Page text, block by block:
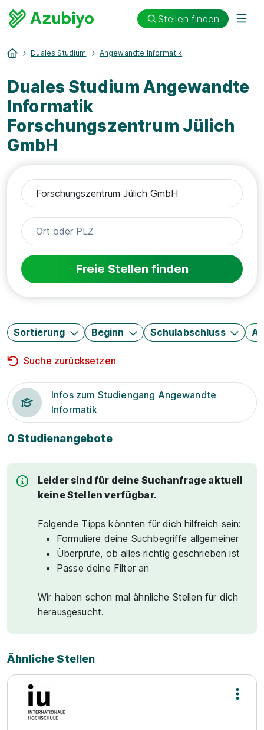
Stellen finden
Duales Studium Angewandte Informatik
Duales Studium Angewandte
Informatik
Forschungszentrum Jülich
GmbH
Freie Stellen finden
Sortierung Beginn Schulabschluss
Suche zurücksetzen
Infos zum Studiengang Angewandte
Informatik
0 Studienangebote
Leider sind für deine Suchanfrage aktuell
keine Stellen verfügbar.
Folgende Tipps könnten für dich hilfreich sein:
Formuliere deine Suchbegriffe allgemeiner
Überprüfe, ob alles richtig geschrieben ist
Passe deine Filter an
Wir haben schon mal ähnliche Stellen für dich
herausgesucht.
Ähnliche Stellen